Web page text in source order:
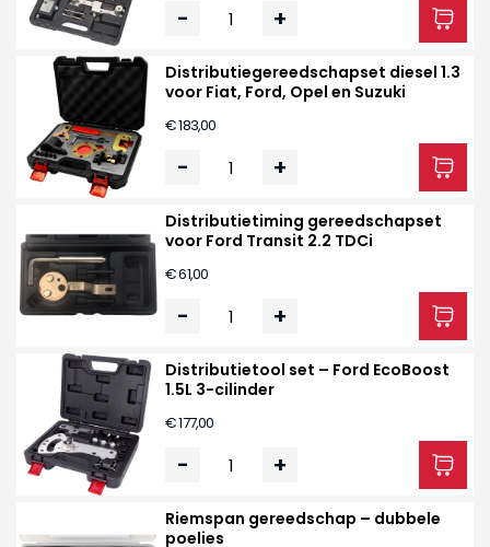
- +
Distributiegereedschapset diesel 1.3
voor Fiat, Ford, Opel en Suzuki
€ 183,00
- +
Distributietiming gereedschapset
voor Ford Transit 2.2 TDCi
€ 61,00
- +
Distributietool set – Ford EcoBoost
1.5L 3-cilinder
€ 177,00
- +
Riemspan gereedschap – dubbele
poelies